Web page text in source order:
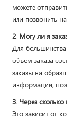
можете
или позвонить
2. Могу ли я
Для
объем заказа
заказы на
информации,
3. Через сколько
Это зависит от